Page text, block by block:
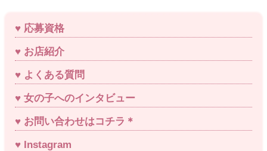
応募資格
お店紹介
よくある質問
女の子へのインタビュー
お問い合わせはコチラ＊
Instagram